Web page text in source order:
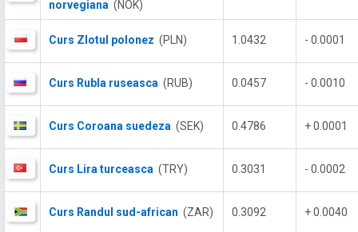
norvegiana (NOK)
Curs Zlotul polonez (PLN) 1.0432 - 0.0001
Curs Rubla ruseasca (RUB) 0.0457 - 0.0010
Curs Coroana suedeza (SEK) 0.4786 + 0.0001
Curs Lira turceasca (TRY) 0.3031 - 0.0002
Curs Randul sud-african (ZAR) 0.3092 + 0.0040